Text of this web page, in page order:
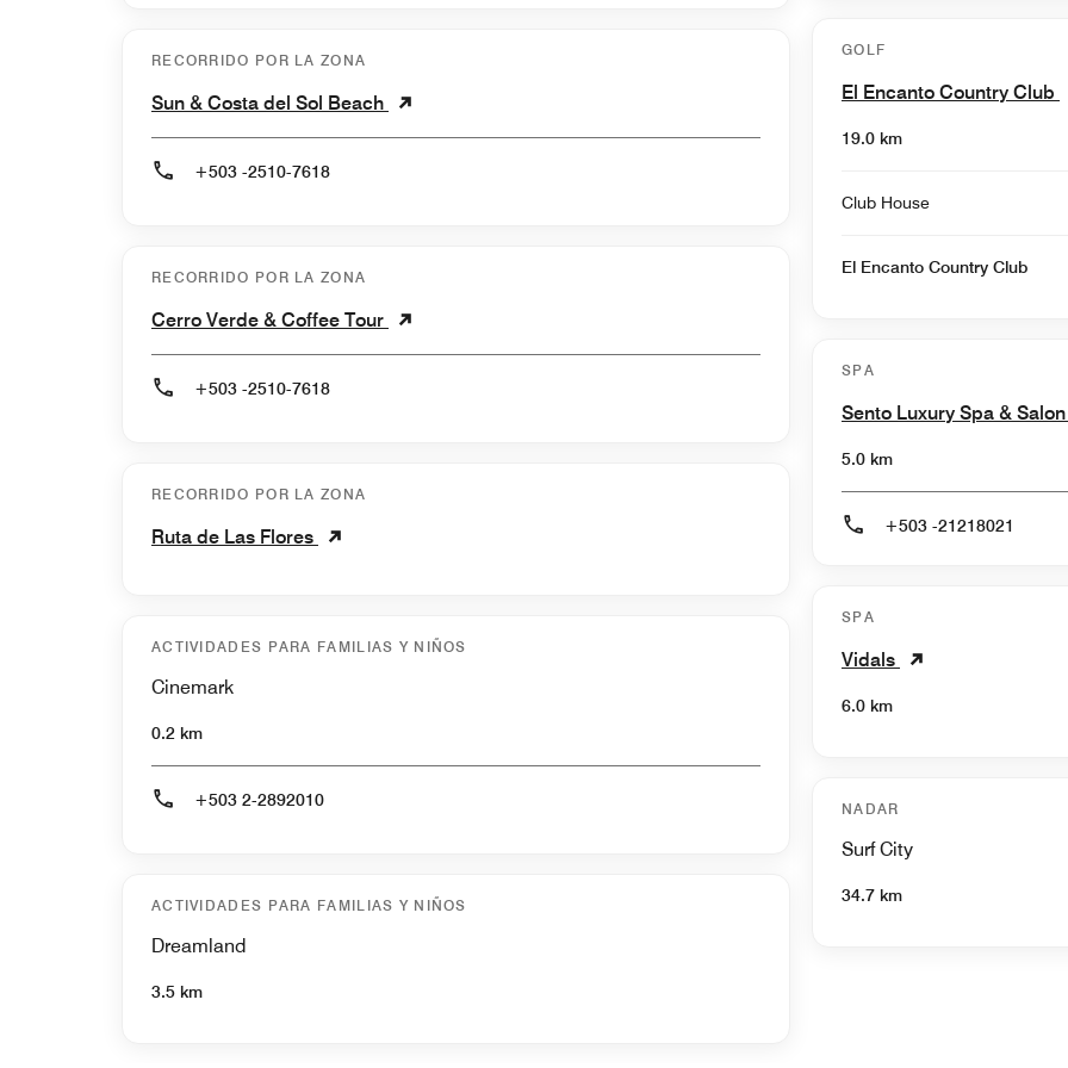
RECORRIDO POR LA ZONA
Sun & Costa del Sol Beach
+503 -2510-7618
RECORRIDO POR LA ZONA
Cerro Verde & Coffee Tour
+503 -2510-7618
RECORRIDO POR LA ZONA
Ruta de Las Flores
ACTIVIDADES PARA FAMILIAS Y NIÑOS
Cinemark
0.2 km
+503 2-2892010
ACTIVIDADES PARA FAMILIAS Y NIÑOS
Dreamland
3.5 km
GOLF
El Encanto Country Club
19.0 km
Club House
El Encanto Country Club
SPA
Sento Luxury Spa &
5.0 km
+503 -21218021
SPA
Vidals
6.0 km
NADAR
Surf City
34.7 km